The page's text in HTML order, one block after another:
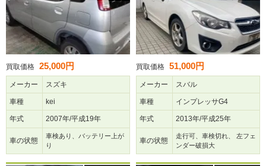
買取価格 25,000円
メーカー スズキ
車種 kei
年式 2007年/平成19年
車の状態
車検あり、バッテリー上が
り
買取価格 51,000円
メーカー スバル
車種 インプレッサG4
年式 2013年/平成25年
車の状態
走行可、車検切れ、 左フェ
ンダー破損大